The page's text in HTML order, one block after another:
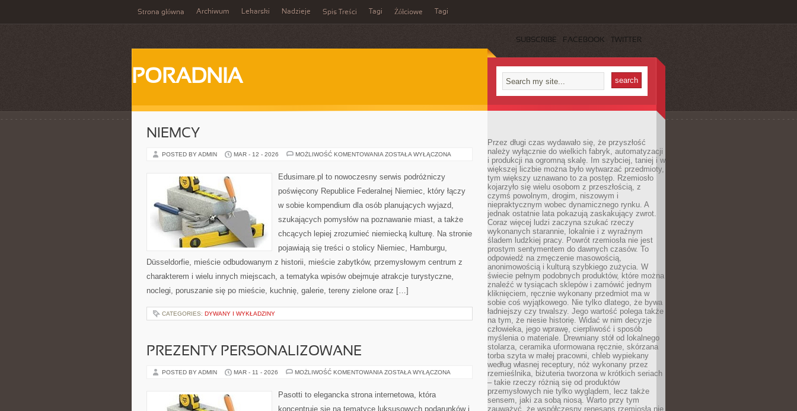
Strona główna Archiwum Lekarski Nadzieje Spis Treści Tagi Żółciowe Tagi
SUBSCRIBE FACEBOOK TWITTER
PORADNIA
NIEMCY
POSTED BY ADMIN MAR - 12 - 2026 MOŻLIWOŚĆ KOMENTOWANIA NIEMCY
ZOSTAŁA WYŁĄCZONA
Edusimare.pl to nowoczesny serwis podróżniczy
poświęcony Republice Federalnej Niemiec, który łączy
w sobie kompendium dla osób planujących wyjazd,
szukających pomysłów na poznawanie miast, a także
chcących lepiej zrozumieć niemiecką kulturę. Na stronie
pojawiają się treści o stolicy Niemiec, Hamburgu,
Düsseldorfie, mieście odbudowanym z historii, mieście zabytków, przemysłowym centrum z
charakterem i wielu innych miejscach, a tematyka wpisów obejmuje atrakcje turystyczne,
noclegi, poruszanie się po mieście, kuchnię, galerie, tereny zielone oraz […]
CATEGORIES: DYWANY I WYKŁADZINY
PREZENTY PERSONALIZOWANE
POSTED BY ADMIN MAR - 11 - 2026 MOŻLIWOŚĆ KOMENTOWANIA PREZENTY
ZOSTAŁA WYŁĄCZONA
Pasotti to elegancka strona internetowa, która
koncentruje się na tematyce luksusowych podarunków i
Przez długi czas wydawało się, że przyszłość
należy wyłącznie do wielkich fabryk, automatyzacji
i produkcji na ogromną skalę. Im szybciej, taniej i w
większej liczbie można było wytwarzać przedmioty,
tym większy uznawano to za postęp. Rzemiosło
kojarzyło się wielu osobom z przeszłością, z
czymś powolnym, drogim, niszowym i
niepraktycznym wobec dynamicznego rynku. A
jednak ostatnie lata pokazują zaskakujący zwrot.
Coraz więcej ludzi zaczyna szukać rzeczy
wykonanych starannie, lokalnie i z wyraźnym
śladem ludzkiej pracy. Powrót rzemiosła nie jest
prostym sentymentem do dawnych czasów. To
odpowiedź na zmęczenie masowością,
anonimowością i kulturą szybkiego zużycia. W
świecie pełnym podobnych produktów, które można
znaleźć w tysiącach sklepów i zamówić jednym
kliknięciem, ręcznie wykonany przedmiot ma w
sobie coś wyjątkowego. Nie tylko dlatego, że bywa
ładniejszy czy trwalszy. Jego wartość polega także
na tym, że niesie historię. Widać w nim decyzje
człowieka, jego wprawę, cierpliwość i sposób
myślenia o materiale. Drewniany stół od lokalnego
stolarza, ceramika uformowana ręcznie, skórzana
torba szyta w małej pracowni, chleb wypiekany
według własnej receptury, nóż wykonany przez
rzemieślnika, biżuteria tworzona w krótkich seriach
– takie rzeczy różnią się od produktów
przemysłowych nie tylko wyglądem, lecz także
sensem, jaki za sobą niosą. Warto przy tym
zauważyć, że współczesny renesans rzemiosła nie